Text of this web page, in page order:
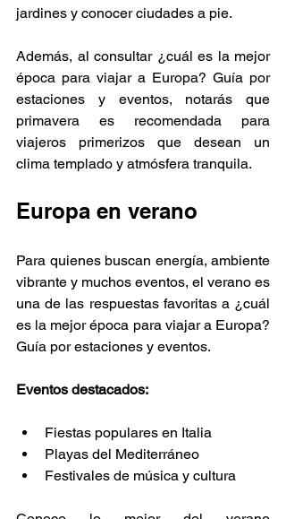
jardines y conocer ciudades a pie.
Además, al consultar ¿cuál es la mejor
época para viajar a Europa? Guía por
estaciones y eventos, notarás que
primavera es recomendada para
viajeros primerizos que desean un
clima templado y atmósfera tranquila.
Europa en verano
Para quienes buscan energía, ambiente
vibrante y muchos eventos, el verano es
una de las respuestas favoritas a ¿cuál
es la mejor época para viajar a Europa?
Guía por estaciones y eventos.
Eventos destacados:
Fiestas populares en Italia
Playas del Mediterráneo
Festivales de música y cultura